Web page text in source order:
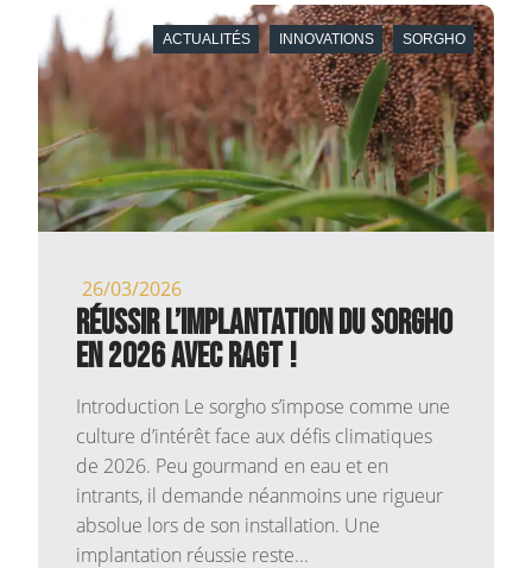
ACTUALITÉS INNOVATIONS SORGHO
26/03/2026
Réussir l’implantation du sorgho
en 2026 avec RAGT !
Introduction Le sorgho s’impose comme une
culture d’intérêt face aux défis climatiques
de 2026. Peu gourmand en eau et en
intrants, il demande néanmoins une rigueur
absolue lors de son installation. Une
implantation réussie reste...